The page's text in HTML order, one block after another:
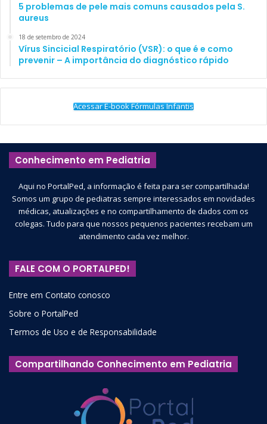
5 problemas de pele mais comuns causados pela S.
aureus
18 de setembro de 2024
Vírus Sincicial Respiratório (VSR): o que é e como
prevenir – A importância do diagnóstico rápido
Acessar E-book Fórmulas Infantis
Conhecimento em Pediatria
Aqui no PortalPed, a informação é feita para ser compartilhada!
Somos um grupo de pediatras sempre interessados em novidades
médicas, atualizações e no compartilhamento de dados com os
colegas. Tudo para que nossos pequenos pacientes recebam um
atendimento cada vez melhor.
FALE COM O PORTALPED!
Entre em Contato conosco
Sobre o PortalPed
Termos de Uso e de Responsabilidade
Compartilhando Conhecimento em Pediatria